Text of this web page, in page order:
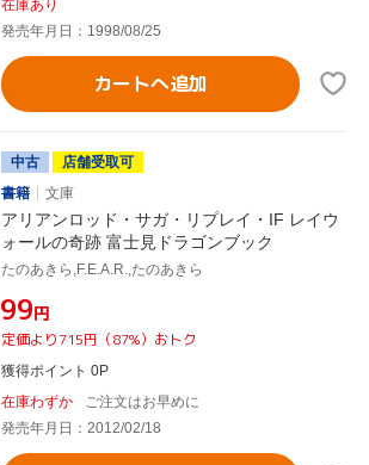
在庫あり
発売年月日：1998/08/25
カートへ追加
中古
店舗受取可
書籍
文庫
アリアンロッド・サガ・リプレイ・IF レイウ
ォールの奇跡 富士見ドラゴンブック
たのあきら,F.E.A.R.,たのあきら
¥99円
定価より715円（87%）おトク
獲得ポイント 0P
在庫わずか
ご注文はお早めに
発売年月日：2012/02/18